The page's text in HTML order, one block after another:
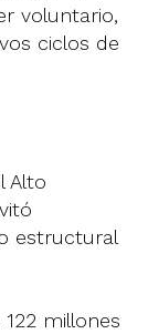
voluntario,
ciclos de
Alto
estructural
millones